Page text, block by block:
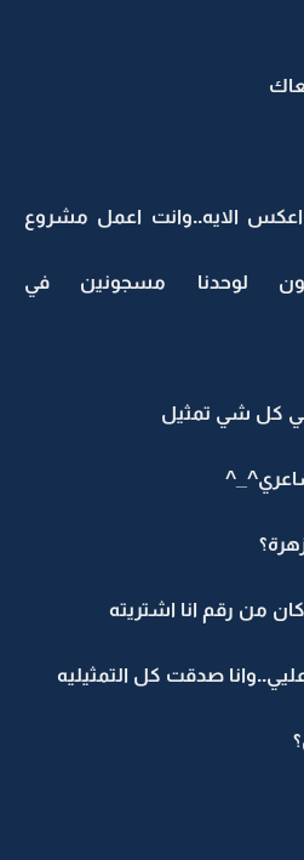
الايه..وانت اعمل مشروع
لوحدنا مسجونين في
كل شي تمثيل
من رقم انا اشتريته
صدقت كل التمثيليه